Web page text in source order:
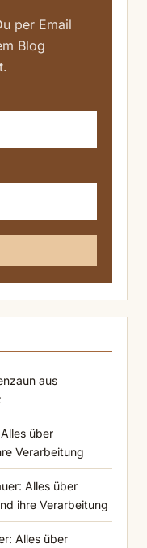
per Email
Blog
aus
über
Verarbeitung
Alles über
ihre Verarbeitung
Alles über